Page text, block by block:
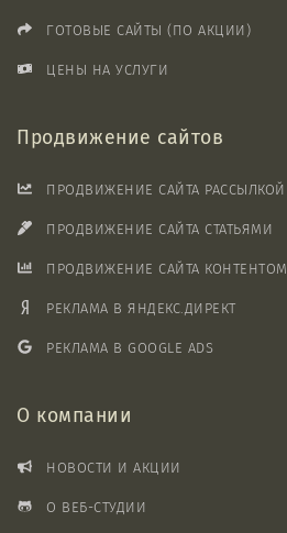
ГОТОВЫЕ САЙТЫ (ПО АКЦИИ)
ЦЕНЫ НА УСЛУГИ
Продвижение сайтов
ПРОДВИЖЕНИЕ САЙТА РАССЫЛКОЙ
ПРОДВИЖЕНИЕ САЙТА СТАТЬЯМИ
ПРОДВИЖЕНИЕ САЙТА КОНТЕНТОМ
РЕКЛАМА В ЯНДЕКС.ДИРЕКТ
РЕКЛАМА В GOOGLE ADS
О компании
НОВОСТИ И АКЦИИ
О ВЕБ-СТУДИИ